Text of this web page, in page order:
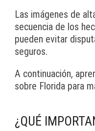
Las imágenes de
secuencia de los
pueden evitar
seguros.
A continuación,
sobre Florida para
¿QUÉ